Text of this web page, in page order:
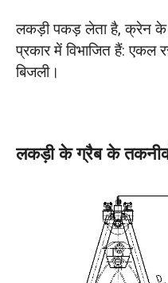
लकड़ी पकड़ लेता है, क्रेन के
प्रकार में विभाजित हैं: एकल
बिजली।
लकड़ी के ग्रैब के